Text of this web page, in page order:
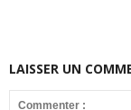
LAISSER UN